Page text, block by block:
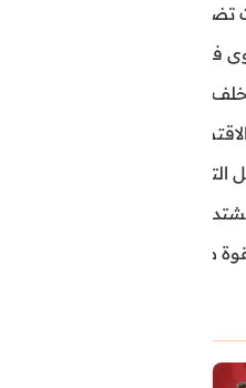
حر شديدة
عشرات الجرحى
البريطاني خسائر تجاوزت 1.5 مليار
الاجتماعي على القاصرين
تشتد وتقترب من سواحل
طاقية إقليمية